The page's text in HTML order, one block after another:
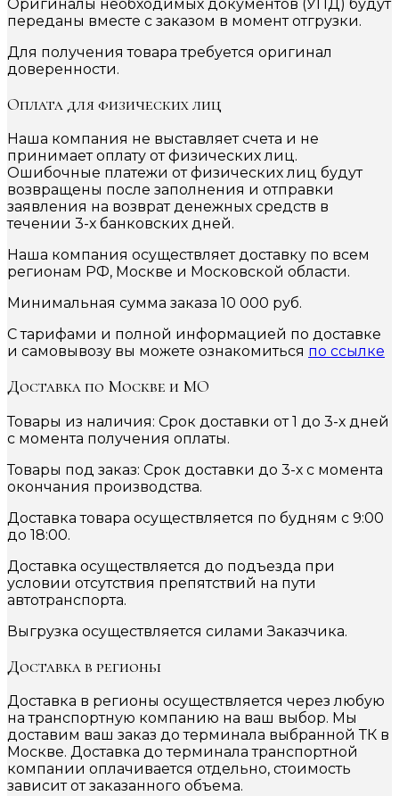
Оригиналы необходимых документов (УПД) будут
переданы вместе с заказом в момент отгрузки.
Для получения товара требуется оригинал
доверенности.
Оплата для физических лиц
Наша компания не выставляет счета и не
принимает оплату от физических лиц.
Ошибочные платежи от физических лиц будут
возвращены после заполнения и отправки
заявления на возврат денежных средств в
течении 3-х банковских дней.
Наша компания осуществляет доставку по всем
регионам РФ, Москве и Московской области.
Минимальная сумма заказа 10 000 руб.
С тарифами и полной информацией по доставке
и самовывозу вы можете ознакомиться по ссылке
Доставка по Москве и МО
Товары из наличия: Срок доставки от 1 до 3-х дней
с момента получения оплаты.
Товары под заказ: Срок доставки до 3-х с момента
окончания производства.
Доставка товара осуществляется по будням с 9:00
до 18:00.
Доставка осуществляется до подъезда при
условии отсутствия препятствий на пути
автотранспорта.
Выгрузка осуществляется силами Заказчика.
Доставка в регионы
Доставка в регионы осуществляется через любую
на транспортную компанию на ваш выбор. Мы
доставим ваш заказ до терминала выбранной ТК в
Москве. Доставка до терминала транспортной
компании оплачивается отдельно, стоимость
зависит от заказанного объема.